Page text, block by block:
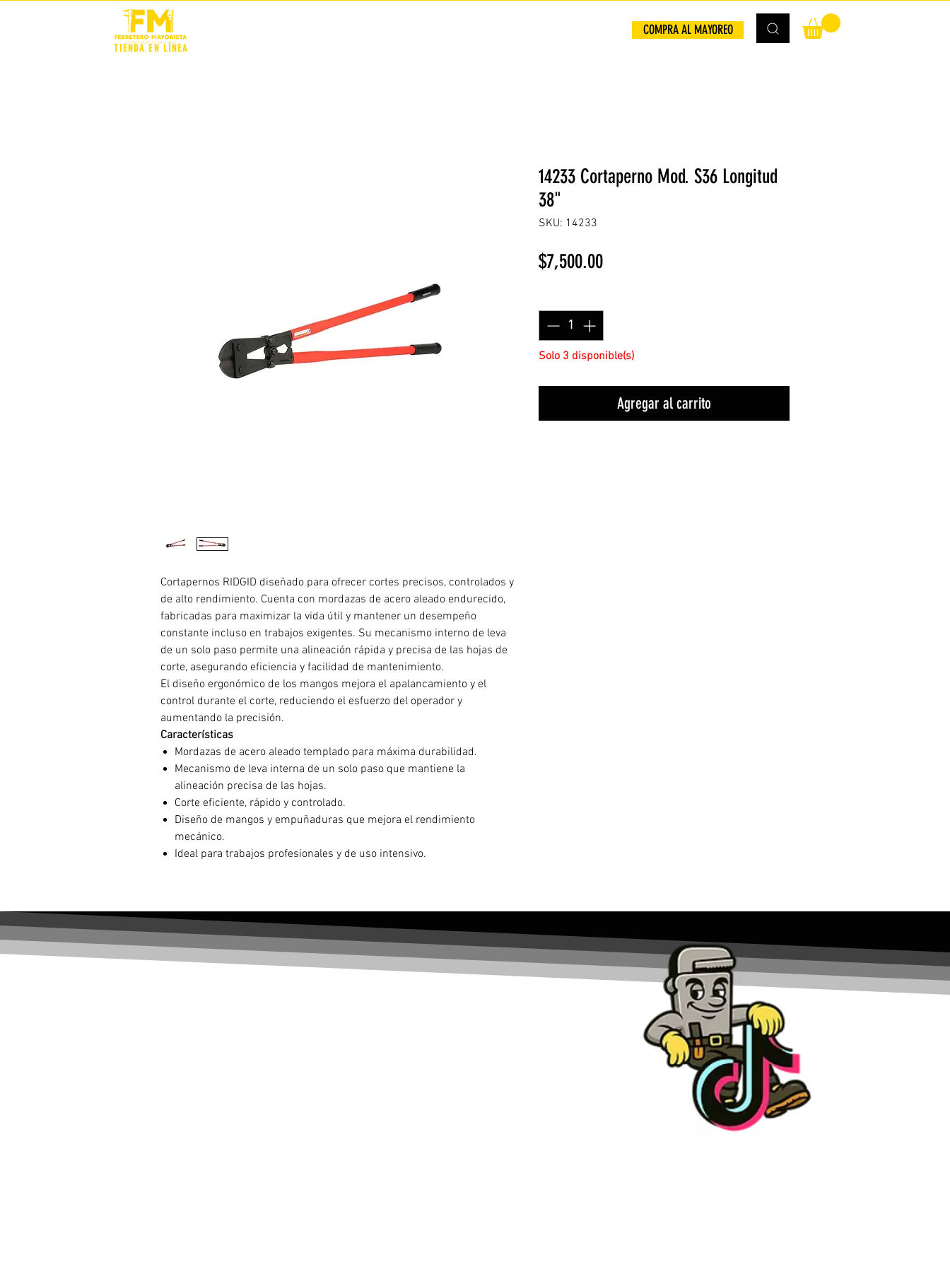
TIENDA EN LÍNEA
COMPRA AL MAYOREO
Cortapernos RIDGID diseñado para ofrecer cortes precisos, controlados y
de alto rendimiento. Cuenta con mordazas de acero aleado endurecido,
fabricadas para maximizar la vida útil y mantener un desempeño
constante incluso en trabajos exigentes. Su mecanismo interno de leva
de un solo paso permite una alineación rápida y precisa de las hojas de
corte, asegurando eficiencia y facilidad de mantenimiento.
El diseño ergonómico de los mangos mejora el apalancamiento y el
control durante el corte, reduciendo el esfuerzo del operador y
aumentando la precisión.
Características
Mordazas de acero aleado templado para máxima durabilidad.
Mecanismo de leva interna de un solo paso que mantiene la
alineación precisa de las hojas.
Corte eficiente, rápido y controlado.
Diseño de mangos y empuñaduras que mejora el rendimiento
mecánico.
Ideal para trabajos profesionales y de uso intensivo.
14233 Cortaperno Mod. S36 Longitud
38"
SKU: 14233
$7,500.00Precio
Solo 3 disponible(s)
Agregar al carrito